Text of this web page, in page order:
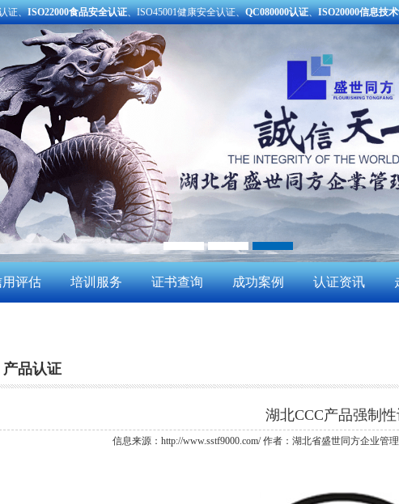
证、ISO22000食品安全认证、ISO45001健康安全认证、QC080000认证、ISO20000信息技
用评估 培训服务 证书查询 成功案例 认证资讯
产品认证
湖北CCC产品强制
信息来源：http://www.sstf9000.com/ 作者：湖北省盛世同方企业管